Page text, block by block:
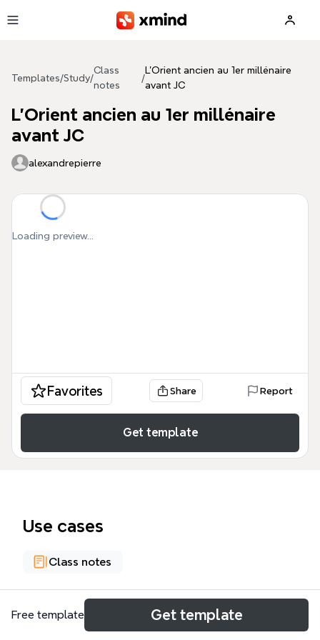
Templates/Study/
Class
notes
/
L'Orient ancien au 1er millénaire
avant JC
L'Orient ancien au 1er millénaire
avant JC
alexandrepierre
Loading preview...
Favorites Share Report
Get template
Use cases
Class notes
About
Free template Get template